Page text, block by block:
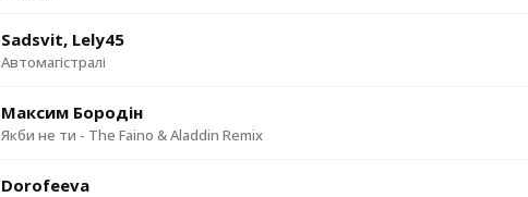
Sadsvit, Lely45
Автомагістралі
Максим Бородін
Якби не ти - The Faino & Aladdin Remix
Dorofeeva